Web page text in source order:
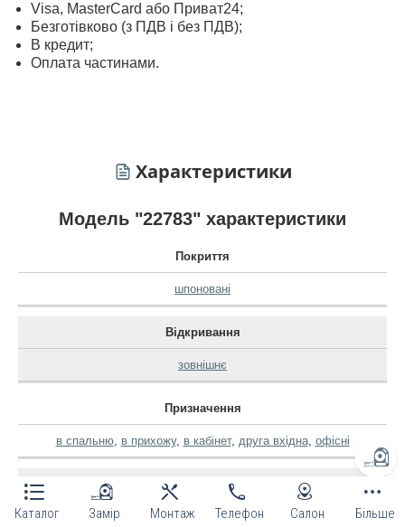
Каталог Замір Монтаж Телефон Салон Більше
Visa, MasterСard або Приват24;
Безготівково (з ПДВ і без ПДВ);
В кредит;
Оплата частинами.
Характеристики
Модель "22783" характеристики
Покриття
шпоновані
Відкривання
зовнішнє
Призначення
в спальню, в прихожу, в кабінет, друга вхідна, офісні
Виробник
korfad